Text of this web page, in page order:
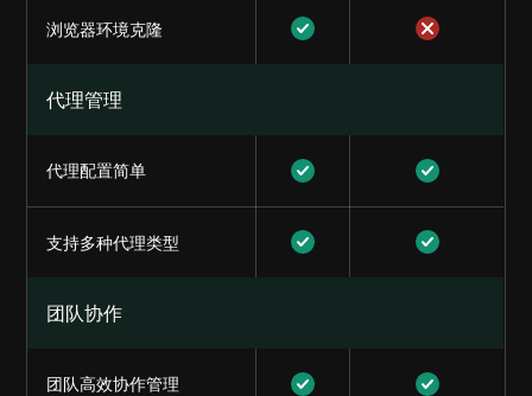
浏览器环境克隆
代理管理
代理配置简单
支持多种代理类型
团队协作
团队高效协作管理